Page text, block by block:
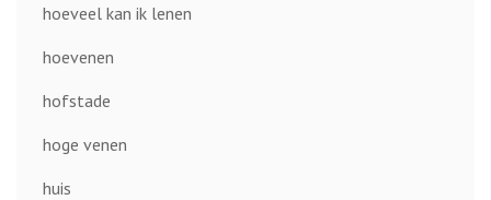
hoeveel kan ik lenen
hoevenen
hofstade
hoge venen
huis